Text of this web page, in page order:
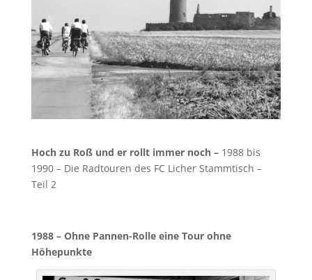
Hoch zu Roß und er rollt immer noch – 1988 bis
1990 – Die Radtouren des FC Licher Stammtisch –
Teil 2
1988 – Ohne Pannen-Rolle eine Tour ohne
Höhepunkte